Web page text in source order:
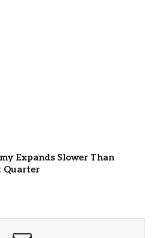
Expands Slower Than
Quarter